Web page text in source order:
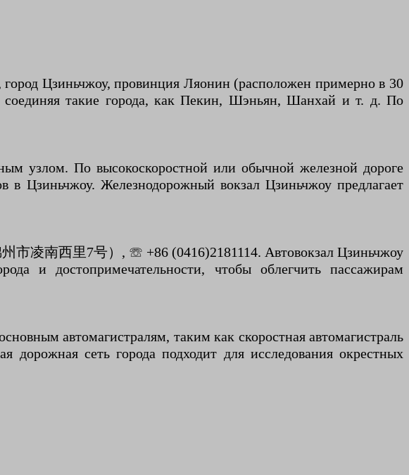
Цзиньчжоу, провинция Ляонин (расположен примерно в 30
соединяя такие города, как Пекин, Шэньян, Шанхай и т. д. По
узлом. По высокоскоростной или обычной железной дороге
Цзиньчжоу. Железнодорожный вокзал Цзиньчжоу предлагает
市凌南西里7号）, ☏ +86 (0416)2181114. Автовокзал Цзиньчжоу
и достопримечательности, чтобы облегчить пассажирам
автомагистралям, таким как скоростная автомагистраль
дорожная сеть города подходит для исследования окрестных